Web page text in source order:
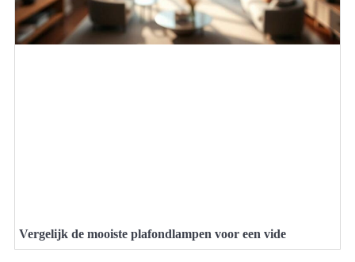
Vergelijk de mooiste plafondlampen voor een vide